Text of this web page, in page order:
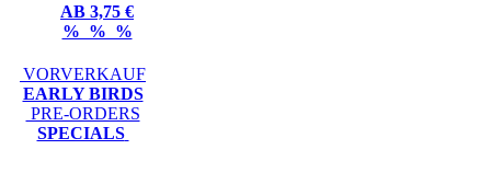
AB 3,75 €
% % %
VORVERKAUF
EARLY BIRDS
PRE-ORDERS
SPECIALS